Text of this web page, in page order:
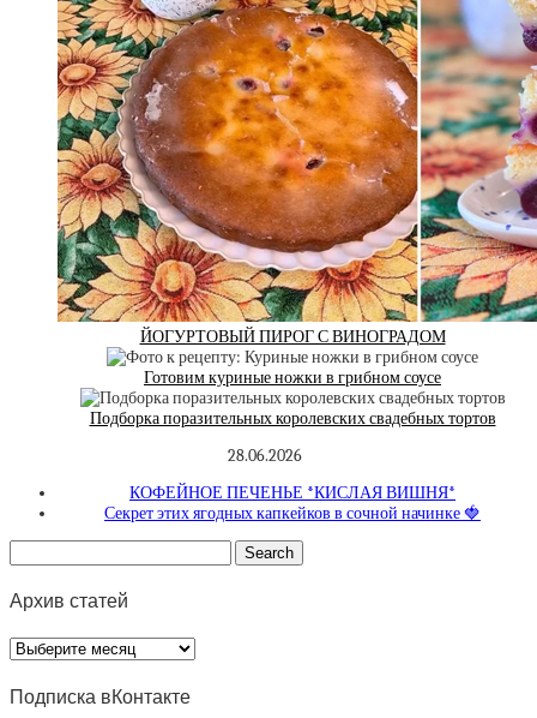
ЙОГУРТОВЫЙ ПИРОГ С ВИНОГРАДОМ
Готовим куриные ножки в грибном соусе
Подборка поразительных королевских свадебных тортов
28.06.2026
КОФЕЙНОЕ ПЕЧЕНЬЕ *КИСЛАЯ ВИШНЯ*
Секрет этих ягодных капкейков в сочной начинке 🍓
Архив статей
Архив
статей
Подписка вКонтакте